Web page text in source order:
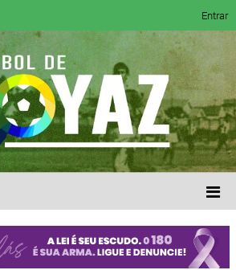
Entrar